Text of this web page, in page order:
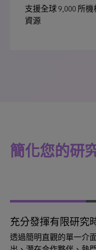
支援全球 9,000 所
資源
簡化您的研
充分發揮有限研究
透過簡明直觀的單一介